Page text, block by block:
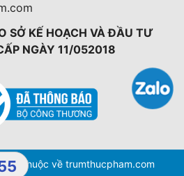
SỞ KẾ HOẠCH VÀ ĐẦU TƯ
NGÀY 11/052018
thuộc về trumthucpham.com